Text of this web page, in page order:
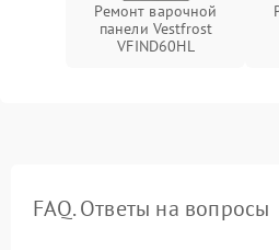
Ремонт варочной
панели Vestfrost
VFIND60HL
FAQ. Ответы на вопросы